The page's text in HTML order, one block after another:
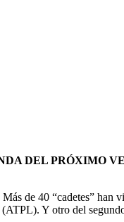
DEL PRÓXIMO
Más de 40 “cadetes” han
Y otro del